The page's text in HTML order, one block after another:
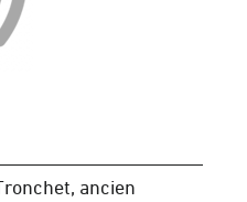
ancien